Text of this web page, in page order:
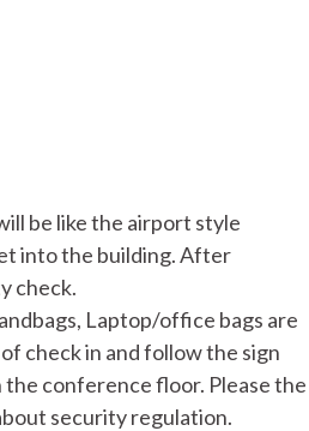
be like the airport style
into the building. After
check.
Laptop/office bags are
check in and follow the sign
conference floor. Please the
security regulation.